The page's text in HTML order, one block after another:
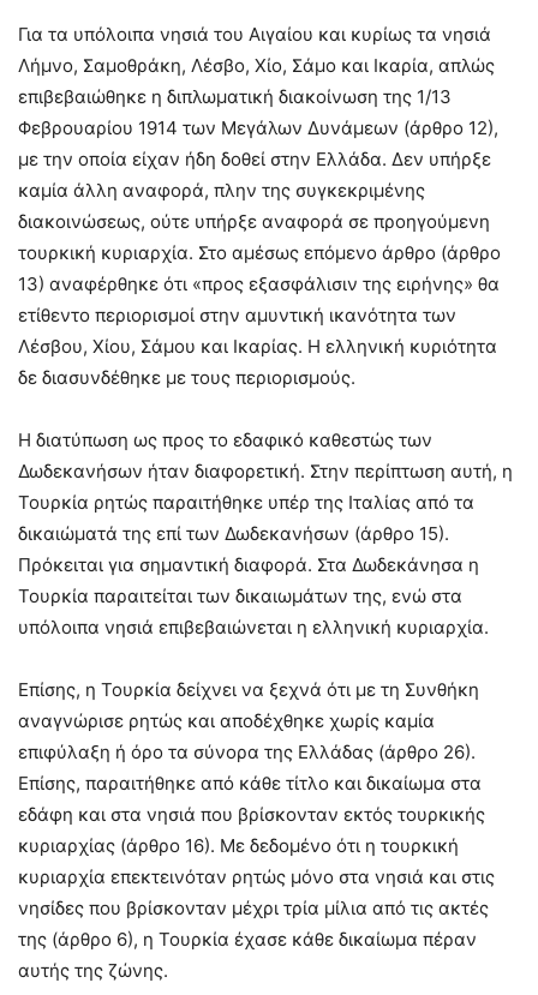
Για τα υπόλοιπα νησιά του Αιγαίου και κυρίως τα νησιά
Λήμνο, Σαμοθράκη, Λέσβο, Χίο, Σάμο και Ικαρία, απλώς
επιβεβαιώθηκε η διπλωματική διακοίνωση της 1/13
Φεβρουαρίου 1914 των Μεγάλων Δυνάμεων (άρθρο 12),
με την οποία είχαν ήδη δοθεί στην Ελλάδα. Δεν υπήρξε
καμία άλλη αναφορά, πλην της συγκεκριμένης
διακοινώσεως, ούτε υπήρξε αναφορά σε προηγούμενη
τουρκική κυριαρχία. Στο αμέσως επόμενο άρθρο (άρθρο
13) αναφέρθηκε ότι «προς εξασφάλισιν της ειρήνης» θα
ετίθεντο περιορισμοί στην αμυντική ικανότητα των
Λέσβου, Χίου, Σάμου και Ικαρίας. Η ελληνική κυριότητα
δε διασυνδέθηκε με τους περιορισμούς.
Η διατύπωση ως προς το εδαφικό καθεστώς των
Δωδεκανήσων ήταν διαφορετική. Στην περίπτωση αυτή, η
Τουρκία ρητώς παραιτήθηκε υπέρ της Ιταλίας από τα
δικαιώματά της επί των Δωδεκανήσων (άρθρο 15).
Πρόκειται για σημαντική διαφορά. Στα Δωδεκάνησα η
Τουρκία παραιτείται των δικαιωμάτων της, ενώ στα
υπόλοιπα νησιά επιβεβαιώνεται η ελληνική κυριαρχία.
Επίσης, η Τουρκία δείχνει να ξεχνά ότι με τη Συνθήκη
αναγνώρισε ρητώς και αποδέχθηκε χωρίς καμία
επιφύλαξη ή όρο τα σύνορα της Ελλάδας (άρθρο 26).
Επίσης, παραιτήθηκε από κάθε τίτλο και δικαίωμα στα
εδάφη και στα νησιά που βρίσκονταν εκτός τουρκικής
κυριαρχίας (άρθρο 16). Με δεδομένο ότι η τουρκική
κυριαρχία επεκτεινόταν ρητώς μόνο στα νησιά και στις
νησίδες που βρίσκονταν μέχρι τρία μίλια από τις ακτές
της (άρθρο 6), η Τουρκία έχασε κάθε δικαίωμα πέραν
αυτής της ζώνης.